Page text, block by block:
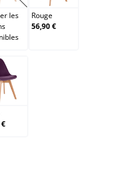
les
Rouge
56,90 €
Violet